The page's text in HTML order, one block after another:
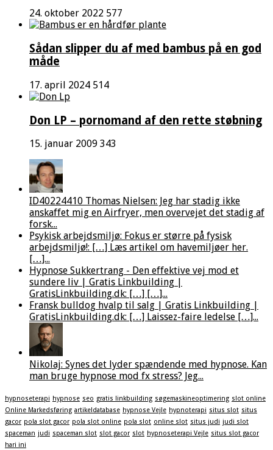
24. oktober 2022 577
Sådan slipper du af med bambus på en god
måde
17. april 2024 514
Don LP – pornomand af den rette støbning
15. januar 2009 343
ID40224410 Thomas Nielsen: Jeg har stadig ikke
anskaffet mig en Airfryer, men overvejet det stadig af
forsk...
Psykisk arbejdsmiljø: Fokus er større på fysisk
arbejdsmiljø!: […] Læs artikel om havemiljøer her.
[…]...
Hypnose Sukkertrang - Den effektive vej mod et
sundere liv | Gratis Linkbuilding |
GratisLinkbuilding.dk: […] […]...
Fransk bulldog hvalp til salg | Gratis Linkbuilding |
GratisLinkbuilding.dk: […] Laissez-faire ledelse […]...
Nikolaj: Synes det lyder spændende med hypnose. Kan
man bruge hypnose mod fx stress? Jeg...
hypnoseterapi hypnose seo gratis linkbuilding søgemaskineoptimering slot online
Online Markedsføring artikeldatabase hypnose Vejle hypnoterapi situs slot situs
gacor pola slot gacor pola slot online pola slot online slot situs judi judi slot
spaceman judi spaceman slot slot gacor slot hypnoseterapi Vejle situs slot gacor
hari ini